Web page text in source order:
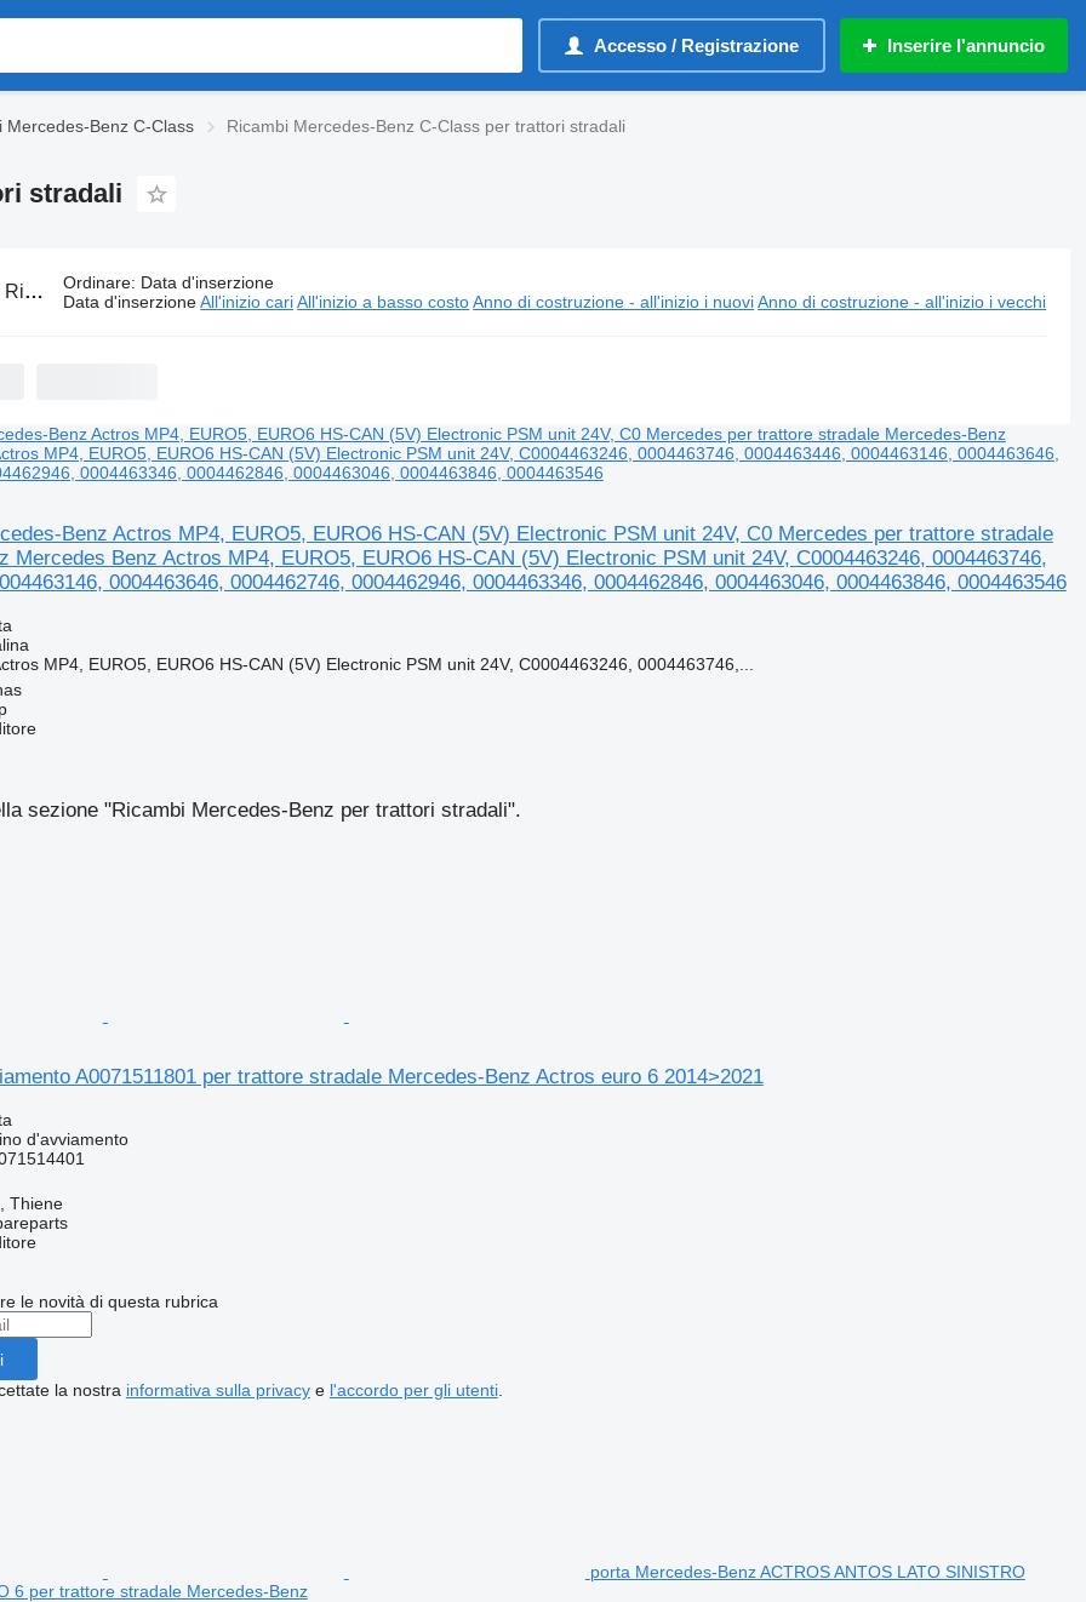
Accesso / Registrazione Inserire l'annuncio
Mercedes-Benz C-Class Ricambi Mercedes-Benz C-Class per trattori stradali
stradali
Ricambi Mercedes-Benz C-Class per trattori stradali Ordinare: Data d'inserzione
Data d'inserzione All'inizio cari All'inizio a basso costo Anno di costruzione - all'inizio i nuovi Anno di costruzione - all'inizio i vecchi
Benz Actros MP4, EURO5, EURO6 HS-CAN (5V) Electronic PSM unit 24V, C0 Mercedes per trattore stradale
Mercedes Benz Actros MP4, EURO5, EURO6 HS-CAN (5V) Electronic PSM unit 24V, C0004463246, 0004463746,
0004463646, 0004462746, 0004462946, 0004463346, 0004462846, 0004463046, 0004463846, 0004463546
MP4, EURO5, EURO6 HS-CAN (5V) Electronic PSM unit 24V, C0004463246, 0004463746,...
sezione "Ricambi Mercedes-Benz per trattori stradali".
A0071511801 per trattore stradale Mercedes-Benz Actros euro 6 2014>2021
d'avviamento
Thiene
le novità di questa rubrica
la nostra informativa sulla privacye l'accordo per gli utenti.
porta Mercedes-Benz ACTROS ANTOS LATO SINISTRO
6 per trattore stradale Mercedes-Benz